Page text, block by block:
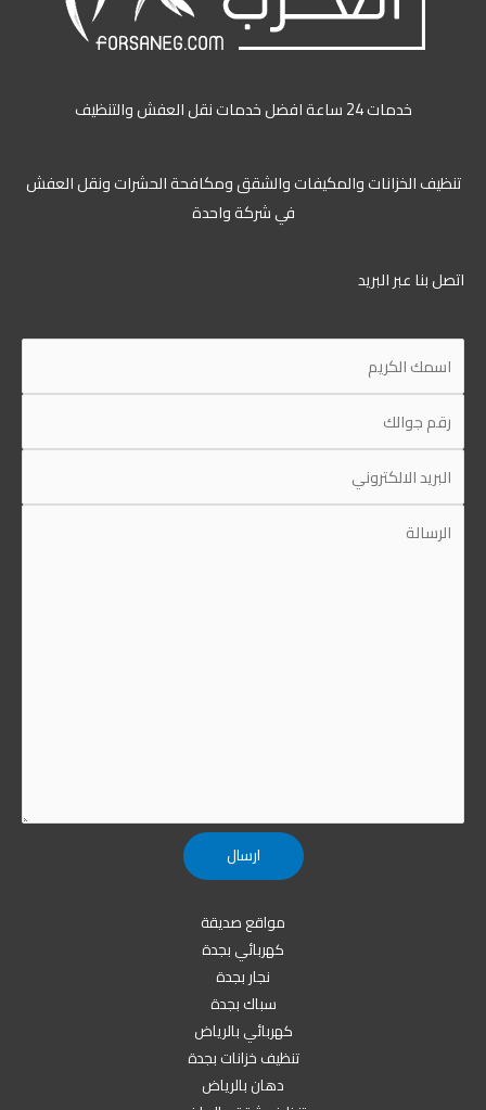
خدمات 24 ساعة افضل خدمات نقل العفش والتنظيف
تنظيف الخزانات والمكيفات والشقق ومكافحة الحشرات ونقل العفش
في شركة واحدة
اتصل بنا عبر البريد
مواقع صديقة
كهربائي بجدة
نجار بجدة
سباك بجدة
كهربائي بالرياض
تنظيف خزانات بجدة
دهان بالرياض